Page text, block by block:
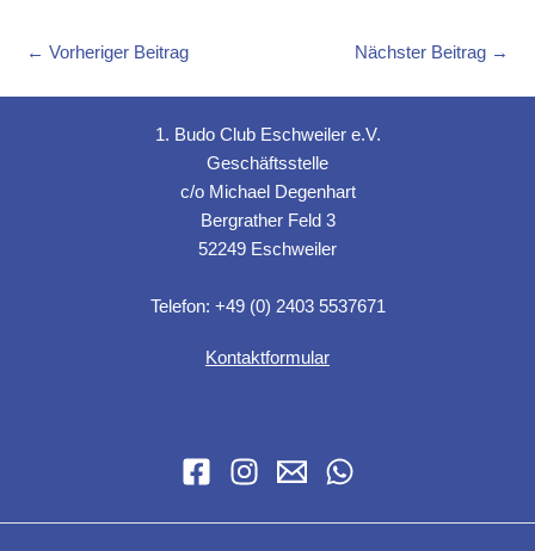
← Vorheriger Beitrag Nächster Beitrag →
1. Budo Club Eschweiler e.V.
Geschäftsstelle
c/o Michael Degenhart
Bergrather Feld 3
52249 Eschweiler
Telefon: +49 (0) 2403 5537671
Kontaktformular